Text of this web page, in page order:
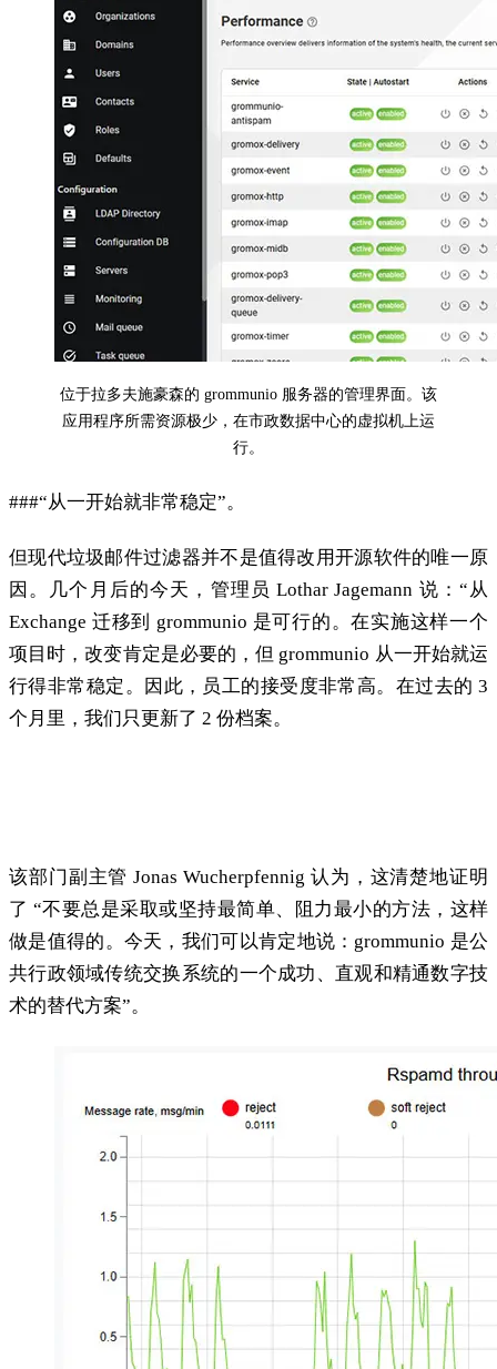
位于拉多夫施豪森的 grommunio 服务器的管理界面。该
应用程序所需资源极少，在市政数据中心的虚拟机上运
行。
###“从一开始就非常稳定”。
但现代垃圾邮件过滤器并不是值得改用开源软件的唯一原
因。几个月后的今天，管理员 Lothar Jagemann 说：“从
Exchange 迁移到 grommunio 是可行的。在实施这样一个
项目时，改变肯定是必要的，但 grommunio 从一开始就运
行得非常稳定。因此，员工的接受度非常高。在过去的 3
个月里，我们只更新了 2 份档案。
该部门副主管 Jonas Wucherpfennig 认为，这清楚地证明
了 “不要总是采取或坚持最简单、阻力最小的方法，这样
做是值得的。今天，我们可以肯定地说：grommunio 是公
共行政领域传统交换系统的一个成功、直观和精通数字技
术的替代方案”。